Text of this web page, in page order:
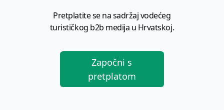
Pretplatite se na sadržaj vodećeg
turističkog b2b medija u Hrvatskoj.
Započni s
pretplatom